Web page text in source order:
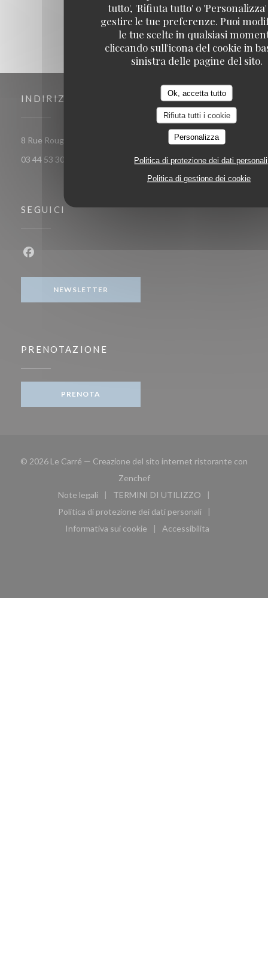
tutto', 'Rifiuta tutto' o
gestire le tue preferenze. Puoi
le tue scelte in qualsiasi
cliccando sull'icona del cookie in
sinistra delle pagine del sito.
Ok, accetta tutto
Rifiuta tutti i cookie
Personalizza
Politica di protezione dei dati personali
Politica di gestione dei cookie
INDIRIZZO
8 Rue Rougemaille, 60300 Senlis
((apre una nuova finestra))
03 44 53 30 53
SEGUICI
NEWSLETTER
PRENOTAZIONE
PRENOTA
© 2026 Le Carré — Creazione del sito internet ristorante con
Zenchef((apre una nuova finestra))
Note legali
((apre una nuova finestra))
TERMINI DI UTILIZZO
((apre una nuova finestra))
Politica di protezione dei dati personali
((apre una nuova finestra))
Informativa sui cookie
((apre una nuova finestra))
Accessibilita